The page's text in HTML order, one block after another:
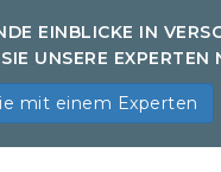
EINBLICKE IN
UNSERE EXPERTEN
mit einem Experten